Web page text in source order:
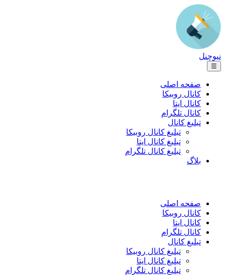
نیوچنل
☰
صفحه اصلی
کانال روبیکا
کانال ایتا
کانال تلگرام
تبلیغ کانال
تبلیغ کانال روبیکا
تبلیغ کانال ایتا
تبلیغ کانال تلگرام
بلاگ
صفحه اصلی
کانال روبیکا
کانال ایتا
کانال تلگرام
تبلیغ کانال
تبلیغ کانال روبیکا
تبلیغ کانال ایتا
تبلیغ کانال تلگرام